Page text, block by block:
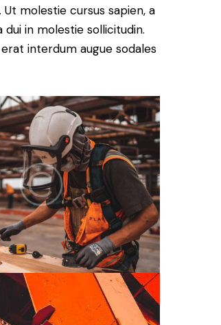
molestie cursus sapien, a
in molestie sollicitudin.
interdum augue sodales